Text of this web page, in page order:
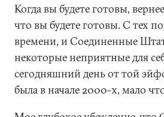
Когда вы будете готовы,
что вы будете готовы. С тех
времени, и Соединенные
некоторые неприятные для
сегодняшний день от той
была в начале 2000-х, мало